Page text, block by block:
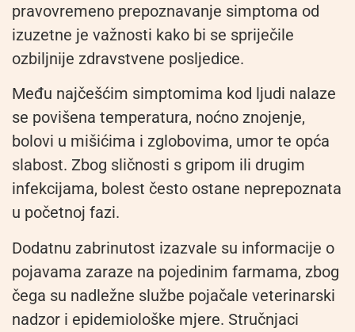
pravovremeno prepoznavanje simptoma od
izuzetne je važnosti kako bi se spriječile
ozbiljnije zdravstvene posljedice.
Među najčešćim simptomima kod ljudi nalaze
se povišena temperatura, noćno znojenje,
bolovi u mišićima i zglobovima, umor te opća
slabost. Zbog sličnosti s gripom ili drugim
infekcijama, bolest često ostane neprepoznata
u početnoj fazi.
Dodatnu zabrinutost izazvale su informacije o
pojavama zaraze na pojedinim farmama, zbog
čega su nadležne službe pojačale veterinarski
nadzor i epidemiološke mjere. Stručnjaci